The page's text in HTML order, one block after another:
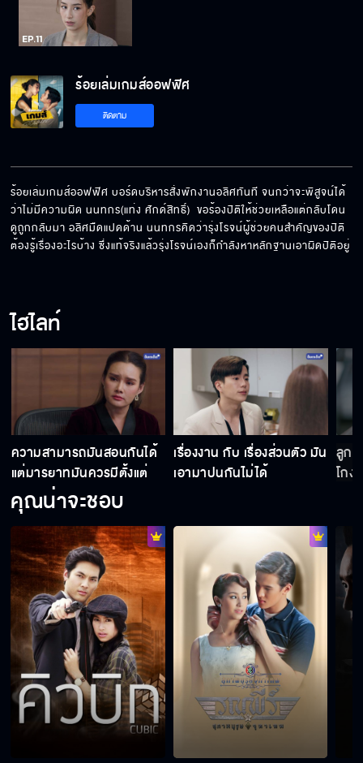
ร้อยเล่มเกมส์ออฟฟิศ
ติดตาม
ร้อยเล่มเกมส์ออฟฟิศ บอร์ดบริหารสั่งพักงานอลิศทันที จนกว่าจะพิสูจน์ได้
ว่าไม่มีความผิด นนทกร(แท่ง ศักด์สิทธิ์)  ขอร้องปิติให้ช่วยเหลือแต่กลับโดน
ดูถูกกลับมา อลิศมืดแปดด้าน นนทกรคิดว่ารุ่งโรจน์ผู้ช่วยคนสำคัญของปิติ
ต้องรู้เรื่องอะไรบ้าง ซึ่งแท้จริงแล้วรุ่งโรจน์เองก็กำลังหาหลักฐานเอาผิดปิติอยู่
ไฮไลท์
ความสามารถมันสอนกันได้
แต่มารยาทมันควรมีตั้งแต่
เกิด
เรื่องงาน กับ เรื่องส่วนตัว มัน
เอามาปนกันไม่ได้
ลูก
โกง
คุณน่าจะชอบ